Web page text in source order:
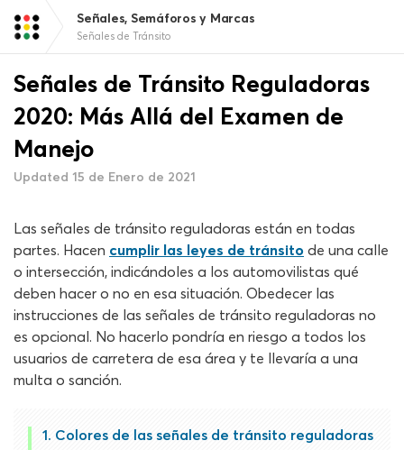
Señales, Semáforos y Marcas
Señales de Tránsito
Señales de Tránsito Reguladoras
2020: Más Allá del Examen de
Manejo
Updated 15 de Enero de 2021
Las señales de tránsito reguladoras están en todas
partes. Hacen cumplir las leyes de tránsito de una calle
o intersección, indicándoles a los automovilistas qué
deben hacer o no en esa situación. Obedecer las
instrucciones de las señales de tránsito reguladoras no
es opcional. No hacerlo pondría en riesgo a todos los
usuarios de carretera de esa área y te llevaría a una
multa o sanción.
Colores de las señales de tránsito reguladoras